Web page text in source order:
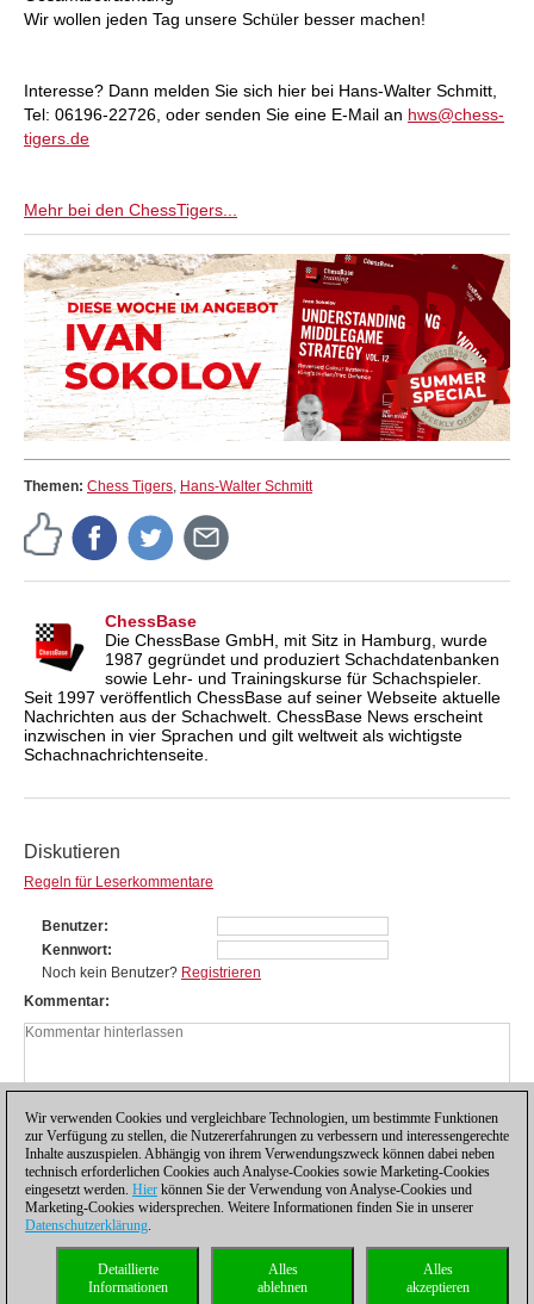
Wir wollen jeden Tag unsere Schüler besser machen!
Interesse? Dann melden Sie sich hier bei Hans-Walter Schmitt,
Tel: 06196-22726, oder senden Sie eine E-Mail an hws@chess-
tigers.de
Mehr bei den ChessTigers...
Themen: Chess Tigers, Hans-Walter Schmitt
ChessBase
Die ChessBase GmbH, mit Sitz in Hamburg, wurde
1987 gegründet und produziert Schachdatenbanken
sowie Lehr- und Trainingskurse für Schachspieler.
Seit 1997 veröffentlich ChessBase auf seiner Webseite aktuelle
Nachrichten aus der Schachwelt. ChessBase News erscheint
inzwischen in vier Sprachen und gilt weltweit als wichtigste
Schachnachrichtenseite.
Diskutieren
Regeln für Leserkommentare
Benutzer
Kennwort
Noch kein Benutzer? Registrieren
Kommentar
Datenschutzhinweis| Kontakt| |Lizenzen
Compliance Hotline|
Wir verwenden Cookies und vergleichbare Technologien, um bestimmte Funktionen
zur Verfügung zu stellen, die Nutzererfahrungen zu verbessern und interessengerechte
Inhalte auszuspielen. Abhängig von ihrem Verwendungszweck können dabei neben
technisch erforderlichen Cookies auch Analyse-Cookies sowie Marketing-Cookies
eingesetzt werden. Hier können Sie der Verwendung von Analyse-Cookies und
Marketing-Cookies widersprechen. Weitere Informationen finden Sie in unserer
Datenschutzerklärung.
Alles
akzeptieren
Alles
ablehnen
Detaillierte
Informationen